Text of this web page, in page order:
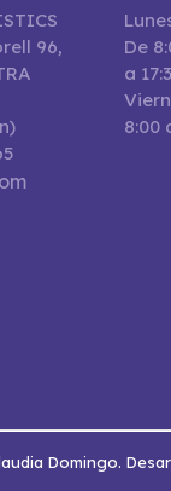
96,
De
a
8:00
Domingo.